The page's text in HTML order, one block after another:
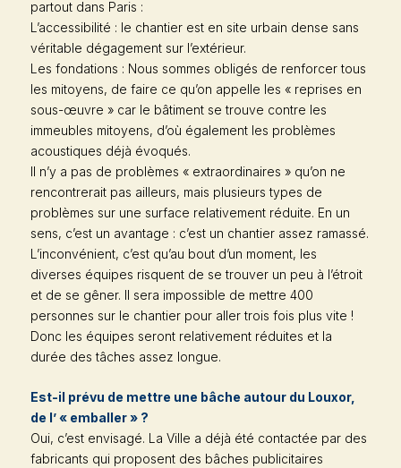
partout dans Paris :
L’accessibilité : le chantier est en site urbain dense sans
véritable dégagement sur l’extérieur.
Les fondations : Nous sommes obligés de renforcer tous
les mitoyens, de faire ce qu’on appelle les « reprises en
sous-œuvre » car le bâtiment se trouve contre les
immeubles mitoyens, d’où également les problèmes
acoustiques déjà évoqués.
Il n’y a pas de problèmes « extraordinaires » qu’on ne
rencontrerait pas ailleurs, mais plusieurs types de
problèmes sur une surface relativement réduite. En un
sens, c’est un avantage : c’est un chantier assez ramassé.
L’inconvénient, c’est qu’au bout d’un moment, les
diverses équipes risquent de se trouver un peu à l’étroit
et de se gêner. Il sera impossible de mettre 400
personnes sur le chantier pour aller trois fois plus vite !
Donc les équipes seront relativement réduites et la
durée des tâches assez longue.
Est-il prévu de mettre une bâche autour du Louxor,
de l’ « emballer » ?
Oui, c’est envisagé. La Ville a déjà été contactée par des
fabricants qui proposent des bâches publicitaires